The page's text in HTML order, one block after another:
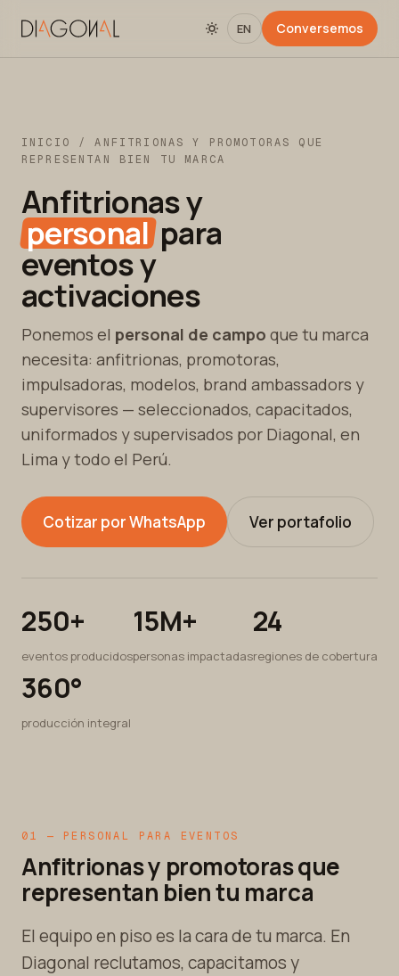
EN Conversemos
INICIO
/ ANFITRIONAS Y PROMOTORAS QUE
REPRESENTAN BIEN TU MARCA
Anfitrionas y
personalpara
eventos y
activaciones
Ponemos el personal de campo que tu marca
necesita: anfitrionas, promotoras,
impulsadoras, modelos, brand ambassadors y
supervisores — seleccionados, capacitados,
uniformados y supervisados por Diagonal, en
Lima y todo el Perú.
Cotizar por WhatsApp Ver portafolio
250+
eventos producidos
15M+
personas impactadas
24
regiones de cobertura
360°
producción integral
01 — PERSONAL PARA EVENTOS
Anfitrionas y promotoras que
representan bien tu marca
El equipo en piso es la cara de tu marca. En
Diagonal reclutamos, capacitamos y